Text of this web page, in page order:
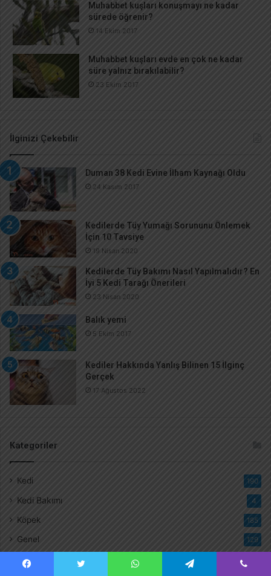
Muhabbet kuşları konuşmayı ne kadar
sürede öğrenir?
14 Ekim 2017
Muhabbet kuşları evde en çok ne kadar
süre yalnız bırakılabilir?
23 Ekim 2017
İlginizi Çekebilir
Duman 38 Kedi Evine İlham Kaynağı Oldu
24 Kasım 2017
Kedilerde Tüy Yumağı Sorununu Önlemek
İçin 10 Tavsiye
19 Nisan 2020
Kedilerde Tüy Bakımı Nasıl Yapılmalıdır? En
İyi 5 Kedi Tarağı Önerileri
23 Nisan 2020
Balık yemi
5 Ekim 2017
Kediler Hakkında Yanlış Bilinen 15 İlginç
Gerçek
17 Ağustos 2022
Kategoriler
Kedi 190
Kedi Bakımı 4
Köpek 185
Genel 129
Kuşlar